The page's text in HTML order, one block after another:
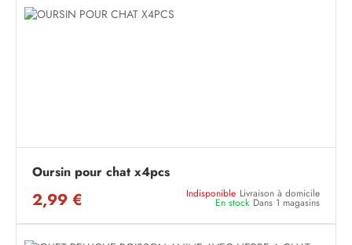
Oursin pour chat x4pcs
2,99 € Indisponible Livraison à domicile
En stock Dans 1 magasins